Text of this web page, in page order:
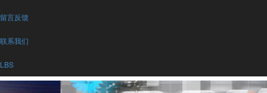
留言反馈
联系我们
LBS